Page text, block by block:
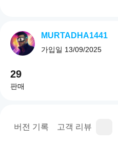
버전 기록 고객 리뷰
MURTADHA1441
가입일 13/09/2025
29
판매